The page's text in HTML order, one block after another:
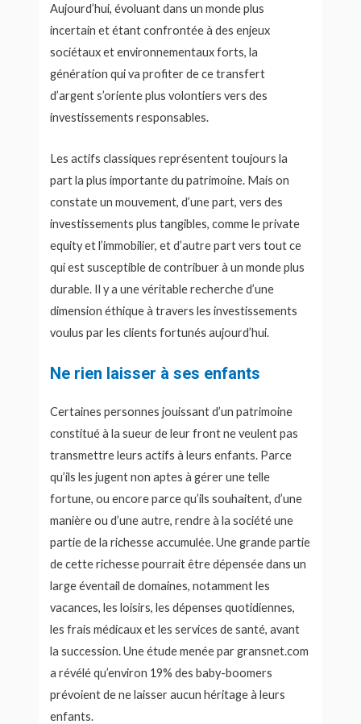
Aujourd’hui, évoluant dans un monde plus
incertain et étant confrontée à des enjeux
sociétaux et environnementaux forts, la
génération qui va profiter de ce transfert
d’argent s’oriente plus volontiers vers des
investissements responsables.
Les actifs classiques représentent toujours la
part la plus importante du patrimoine. Mais on
constate un mouvement, d’une part, vers des
investissements plus tangibles, comme le private
equity et l’immobilier, et d’autre part vers tout ce
qui est susceptible de contribuer à un monde plus
durable. Il y a une véritable recherche d’une
dimension éthique à travers les investissements
voulus par les clients fortunés aujourd’hui.
Ne rien laisser à ses enfants
Certaines personnes jouissant d’un patrimoine
constitué à la sueur de leur front ne veulent pas
transmettre leurs actifs à leurs enfants. Parce
qu’ils les jugent non aptes à gérer une telle
fortune, ou encore parce qu’ils souhaitent, d’une
manière ou d’une autre, rendre à la société une
partie de la richesse accumulée. Une grande partie
de cette richesse pourrait être dépensée dans un
large éventail de domaines, notamment les
vacances, les loisirs, les dépenses quotidiennes,
les frais médicaux et les services de santé, avant
la succession. Une étude menée par gransnet.com
a révélé qu’environ 19% des baby-boomers
prévoient de ne laisser aucun héritage à leurs
enfants.